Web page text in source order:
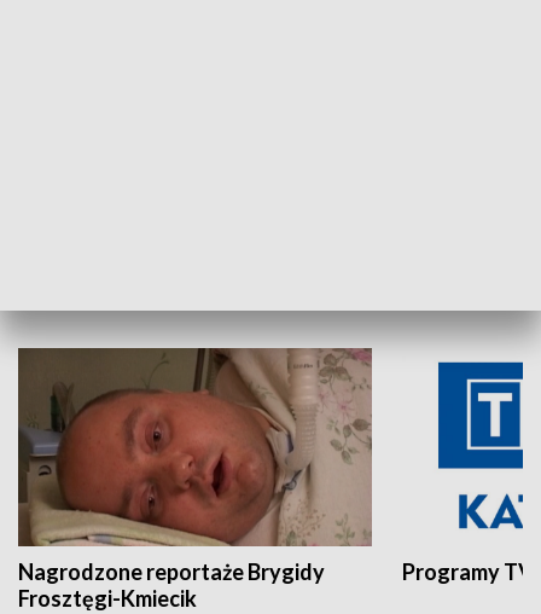
Nagrodzone reportaże Brygidy
Frosztęgi-Kmiecik
Programy